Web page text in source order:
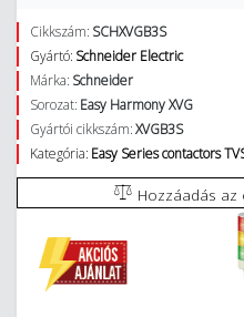
Cikkszám: SCHXVGB3S
Gyártó: Schneider Electric
Márka: Schneider
Sorozat: Easy Harmony XVG
Gyártói cikkszám:XVGB3S
Kategória: Easy Series contactors
Hozzáadás